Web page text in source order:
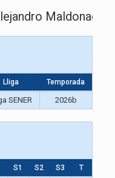
Maldonado
Lliga Temporada
SENER 2026b
S1 S2 S3 T